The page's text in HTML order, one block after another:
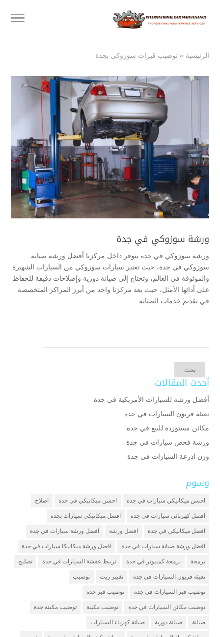
الرئيسية » توضيب قيرات سوزوكي بجدة
ورشة سوزوكي في جدة
ورشة سوزوكي في جدة يتوفر داخل مركزنا أفضل ورشة صيانة
سوزوكي في جدة، حيث تعتبر سيارات سوزوكي من السيارات الشهيرة
والموثوقة في العالم، وتحتاج إلى صيانة دورية وإصلاحات دقيقة للحفاظ
على أدائها الأمثل، حيث يعد مركزنا واحد من أبرز المراكز المتخصصة
في تقديم خدمات الصيانة...
أحدث المقالات
أفضل ورشة للسيارات الأمريكية في جدة
تعبئة فريون السيارات في جدة
مكائن مستوردة للبيع في جدة
ورشة فحص سيارات في جدة
وزن اذرعة السيارات في جدة
وسوم
احسن ميكانيكي سيارات في جدة احسن ميكانيكي في جدة اصلاح
افضل كهربائي سيارات في جدة افضل ميكانيكي سيارات بجدة
افضل ميكانيكي في جدة افضل ورشة افضل ورشة سيارات في جدة
افضل ورشة صيانة سيارات في جدة افضل ورشة ميكانيكا سيارات في جدة
برمجة برمجة كمبيوتر في جدة تربيط عفشة السيارات في جدة تصليح
تعبئة فريون السيارات في جدة تغيير زيت توضيب
توضيب قير السيارات في جدة توضيب قير جدة
توضيب مكائن السيارات في جدة توضيب مكينة توضيب مكينة جدة
صيانة صيانة دورية صيانة كهرباء السيارات